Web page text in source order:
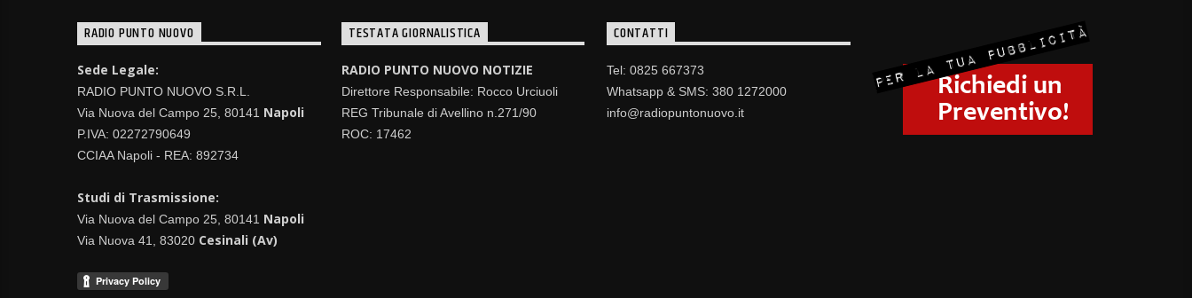
RADIO PUNTO NUOVO
Sede Legale:
RADIO PUNTO NUOVO S.R.L.
Via Nuova del Campo 25, 80141 Napoli
P.IVA: 02272790649
CCIAA Napoli - REA: 892734
Studi di Trasmissione:
Via Nuova del Campo 25, 80141 Napoli
Via Nuova 41, 83020 Cesinali (Av)
TESTATA GIORNALISTICA
RADIO PUNTO NUOVO NOTIZIE
Direttore Responsabile: Rocco Urciuoli
REG Tribunale di Avellino n.271/90
ROC: 17462
CONTATTI
Tel: 0825 667373
Whatsapp & SMS: 380 1272000
info@radiopuntonuovo.it